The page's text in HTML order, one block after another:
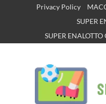
Privacy Policy
SUPER
SUPER